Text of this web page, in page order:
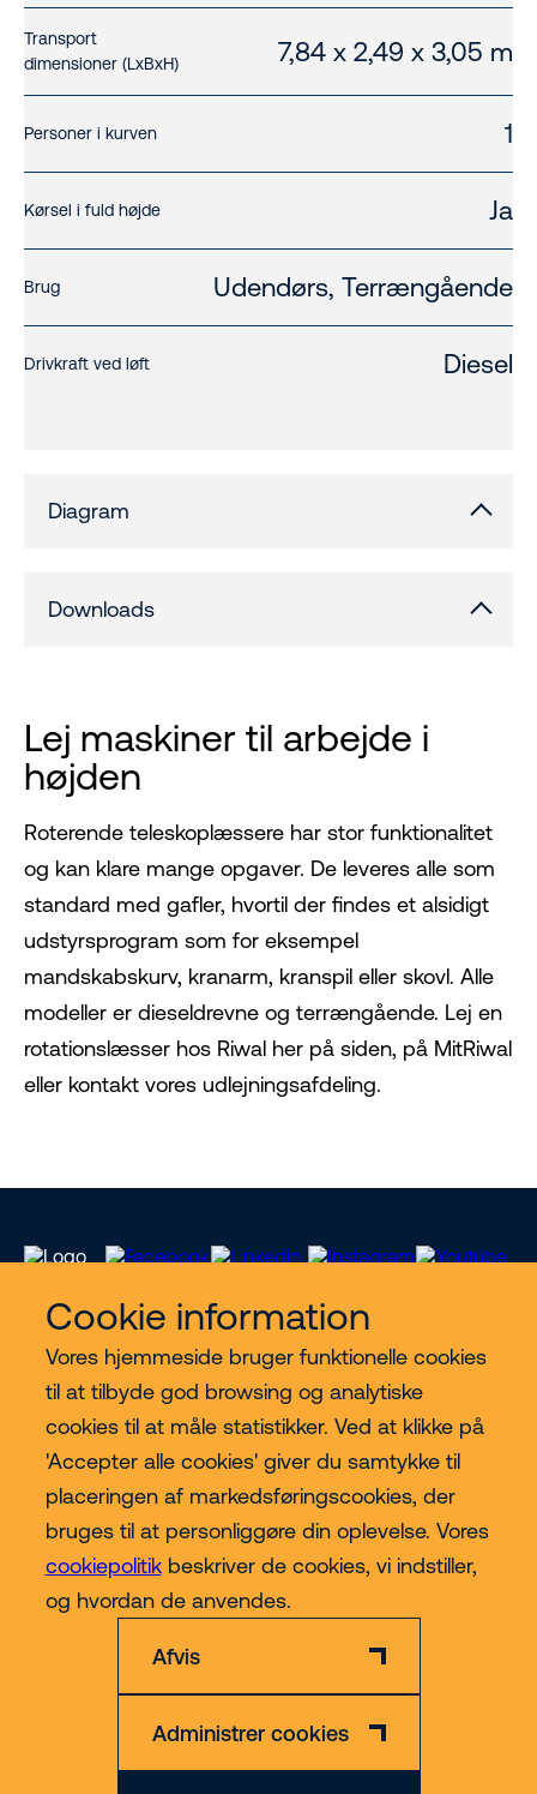
Cookie information
Vores hjemmeside bruger funktionelle cookies
til at tilbyde god browsing og analytiske
cookies til at måle statistikker. Ved at klikke på
'Accepter alle cookies' giver du samtykke til
placeringen af markedsføringscookies, der
bruges til at personliggøre din oplevelse. Vores
cookiepolitikbeskriver de cookies, vi indstiller,
og hvordan de anvendes.
Afvis
Administrer cookies
Transport
dimensioner (LxBxH)
7,84 x 2,49 x 3,05 m
Personer i kurven 1
Kørsel i fuld højde Ja
Brug Udendørs, Terrængående
Drivkraft ved løft Diesel
Diagram
Downloads
Lej maskiner til arbejde i
højden
Roterende teleskoplæssere har stor funktionalitet
og kan klare mange opgaver. De leveres alle som
standard med gafler, hvortil der findes et alsidigt
udstyrsprogram som for eksempel
mandskabskurv, kranarm, kranspil eller skovl. Alle
modeller er dieseldrevne og terrængående. Lej en
rotationslæsser hos Riwal her på siden, på MitRiwal
eller kontakt vores udlejningsafdeling.
Vores services
Lift kategorier
Contact
Mere